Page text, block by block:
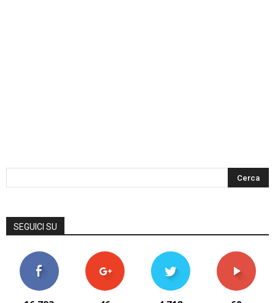
SEGUICI SU